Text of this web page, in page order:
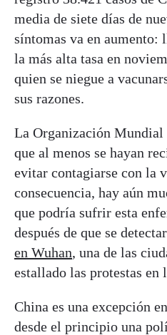
media de siete días de
síntomas va en aumento:
la más alta tasa en
quien se niegue a
sus razones.
La Organización Mundial
que al menos se hayan
evitar contagiarse con la
consecuencia, hay aún
que podría sufrir esta
después de que se
en Wuhan, una de las
estallado las protestas en
China es una excepción
desde el principio una